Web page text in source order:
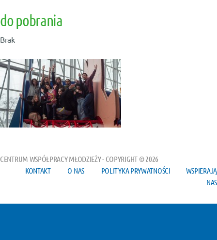
do pobrania
Brak
CENTRUM WSPÓŁPRACY MŁODZIEŻY - COPYRIGHT © 2026
KONTAKT
O NAS POLITYKA PRYWATNOŚCI
WSPIERAJĄ
NAS